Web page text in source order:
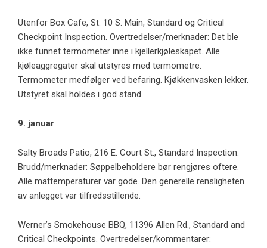
Utenfor Box Cafe, St. 10 S. Main, Standard og Critical
Checkpoint Inspection. Overtredelser/merknader: Det ble
ikke funnet termometer inne i kjellerkjøleskapet. Alle
kjøleaggregater skal utstyres med termometre.
Termometer medfølger ved befaring. Kjøkkenvasken lekker.
Utstyret skal holdes i god stand.
9. januar
Salty Broads Patio, 216 E. Court St., Standard Inspection.
Brudd/merknader: Søppelbeholdere bør rengjøres oftere.
Alle mattemperaturer var gode. Den generelle rensligheten
av anlegget var tilfredsstillende.
Werner’s Smokehouse BBQ, 11396 Allen Rd., Standard and
Critical Checkpoints. Overtredelser/kommentarer: